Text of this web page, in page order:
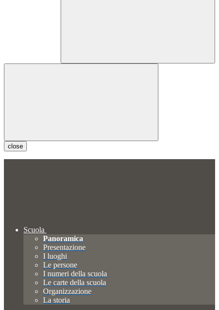
close
Scuola
Panoramica
Presentazione
I luoghi
Le persone
I numeri della scuola
Le carte della scuola
Organizzazione
La storia